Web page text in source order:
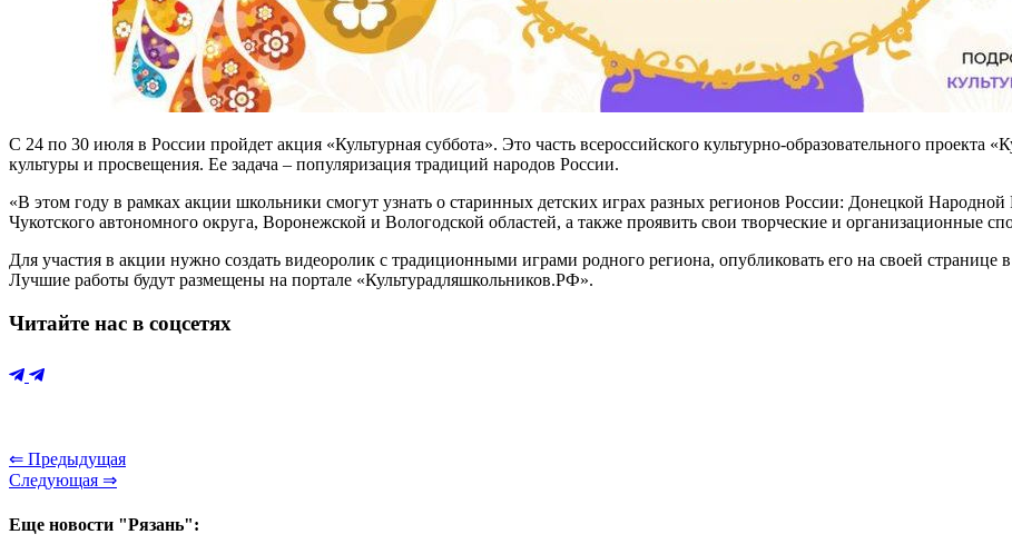
С 24 по 30 июля в России пройдет акция «Культурная суббота». Это часть всероссийского культурно-образовательного проекта
культуры и просвещения. Ее задача – популяризация традиций народов России.
«В этом году в рамках акции школьники смогут узнать о старинных детских играх разных регионов России: Донецкой
Чукотского автономного округа, Воронежской и Вологодской областей, а также проявить свои творческие и организационные
Для участия в акции нужно создать видеоролик с традиционными играми родного региона, опубликовать его на своей
Лучшие работы будут размещены на портале «Культурадляшкольников.РФ».
Читайте нас в соцсетях
⇐ Предыдущая
Следующая ⇒
Еще новости "Рязань":